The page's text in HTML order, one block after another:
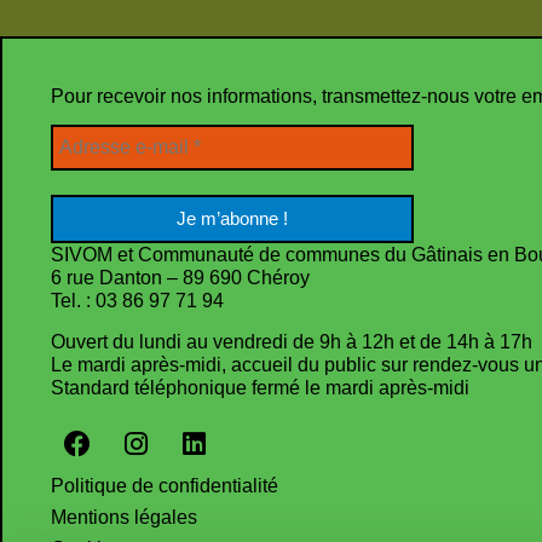
Pour recevoir nos informations, transmettez-nous votre
SIVOM et Communauté de communes du Gâtinais en
6 rue Danton – 89 690 Chéroy
Tel. : 03 86 97 71 94
Ouvert du lundi au vendredi de 9h à 12h et de 14h à 17h
Le mardi après-midi, accueil du public sur rendez-vous
Standard téléphonique fermé le mardi après-midi
Politique de confidentialité
Mentions légales